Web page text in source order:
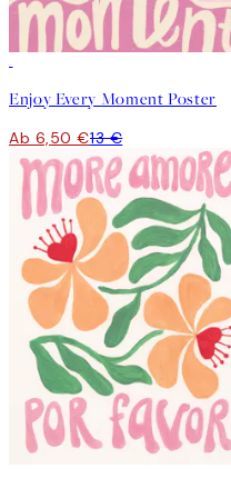
Enjoy Every Moment Poster
Ab 6,50 €13 €